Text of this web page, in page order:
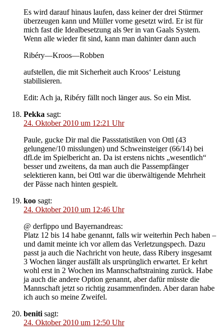
Es wird darauf hinaus laufen, dass keiner der drei Stürmer
überzeugen kann und Müller vorne gesetzt wird. Er ist für
mich fast die Idealbesetzung als 9er in van Gaals System.
Wenn alle wieder fit sind, kann man dahinter dann auch
Ribéry—Kroos—Robben
aufstellen, die mit Sicherheit auch Kroos‘ Leistung
stabilisieren.
Edit: Ach ja, Ribéry fällt noch länger aus. So ein Mist.
Pekka sagt:
24. Oktober 2010 um 12:21 Uhr
Paule, gucke Dir mal die Passstatistiken von Ottl (43
gelungene/10 misslungen) und Schweinsteiger (66/14) bei
dfl.de im Spielbericht an. Da ist erstens nichts „wesentlich“
besser und zweitens, da man auch die Passempfänger
selektieren kann, bei Ottl war die überwältigende Mehrheit
der Pässe nach hinten gespielt.
koo sagt:
24. Oktober 2010 um 12:46 Uhr
@ derfippo und Bayernandreas:
Platz 12 bis 14 habe genannt, falls wir weiterhin Pech haben –
und damit meinte ich vor allem das Verletzungspech. Dazu
passt ja auch die Nachricht von heute, dass Ribery insgesamt
3 Wochen länger ausfällt als ursprünglich erwartet. Er kehrt
wohl erst in 2 Wochen ins Mannschaftstraining zurück. Habe
ja auch die andere Option genannt, aber dafür müsste die
Mannschaft jetzt so richtig zusammenfinden. Aber daran habe
ich auch so meine Zweifel.
beniti sagt:
24. Oktober 2010 um 12:50 Uhr